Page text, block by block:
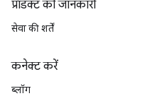
प्रॉडक्ट की जानकारी
सेवा की शर्तें
कनेक्ट करें
ब्लॉग